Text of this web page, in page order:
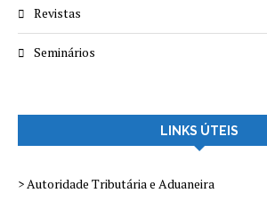
Revistas
Seminários
LINKS ÚTEIS
> Autoridade Tributária e Aduaneira